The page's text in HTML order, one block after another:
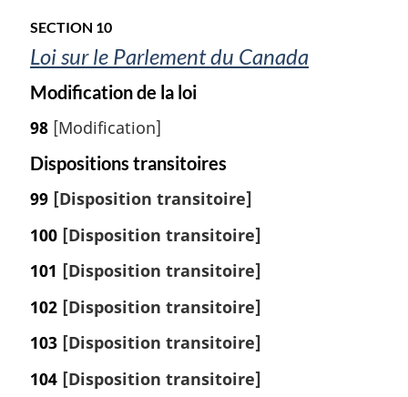
l
a
n
o
e
e
a
s
e
a
e
SECTION 10
Loi sur le Parlement du Canada
Modification de la loi
98 [Modification]
Dispositions transitoires
99 [Disposition transitoire]
100 [Disposition transitoire]
101 [Disposition transitoire]
102 [Disposition transitoire]
103 [Disposition transitoire]
104 [Disposition transitoire]